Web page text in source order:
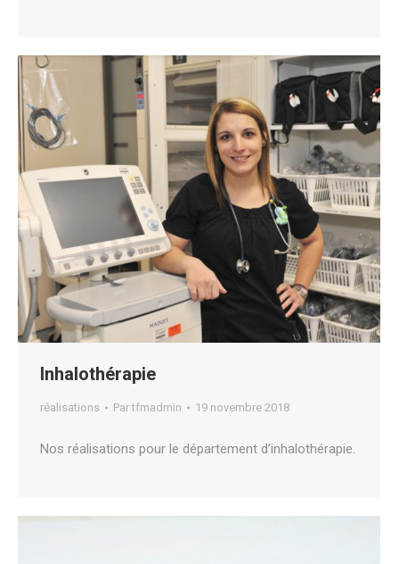
Inhalothérapie
réalisations Partfmadmin 19 novembre 2018
Nos réalisations pour le département d’inhalothérapie.